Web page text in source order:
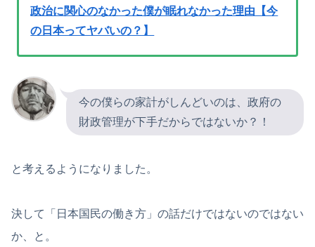
政治に関心のなかった僕が眠れなかった理由【今
の日本ってヤバいの？】
今の僕らの家計がしんどいのは、政府の
財政管理が下手だからではないか？！
と考えるようになりました。
決して「日本国民の働き方」の話だけではないのではない
か、と。